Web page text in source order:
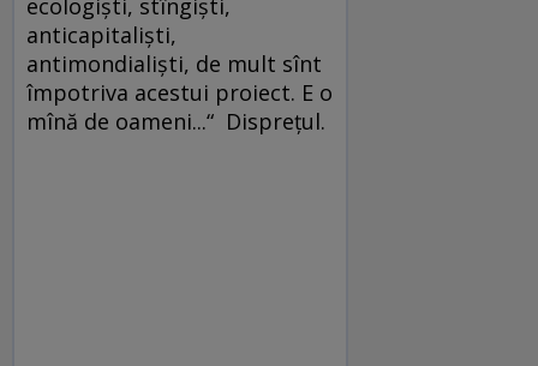
anticapitalişti,
antimondialişti, de mult sînt
împotriva acestui proiect. E o
mînă de oameni...“ Dispreţul.